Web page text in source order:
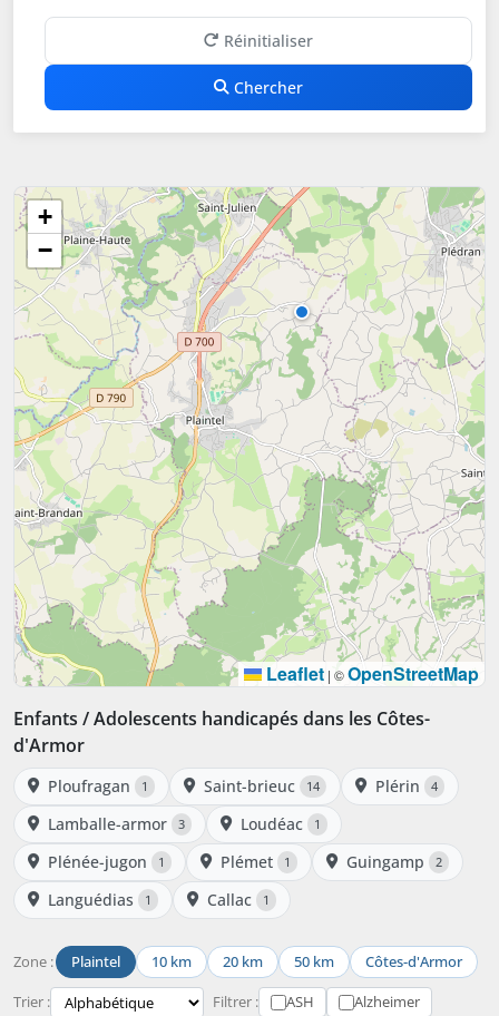
Réinitialiser
Chercher
+
−
Leaflet | ©OpenStreetMap
Enfants / Adolescents handicapés dans les Côtes-
d'Armor
Ploufragan 1 Saint-brieuc 14 Plérin 4
Lamballe-armor 3 Loudéac 1
Plénée-jugon 1 Plémet 1 Guingamp 2
Languédias 1 Callac 1
Zone : Plaintel 10 km 20 km 50 km Côtes-d'Armor
Trier : Filtrer : ASH Alzheimer